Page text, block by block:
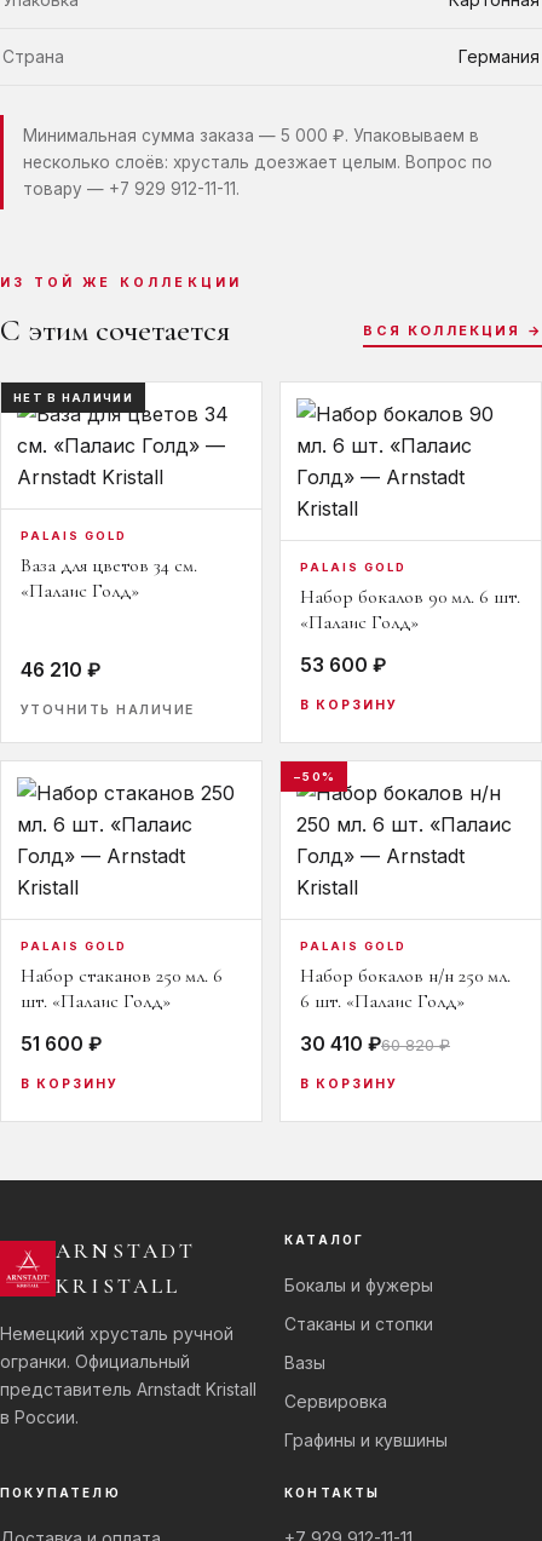
Страна Германия
Минимальная сумма заказа — 5 000 ₽. Упаковываем в
несколько слоёв: хрусталь доезжает целым. Вопрос по
товару — +7 929 912-11-11.
ИЗ ТОЙ ЖЕ КОЛЛЕКЦИИ
С этим сочетается ВСЯ КОЛЛЕКЦИЯ →
НЕТ В НАЛИЧИИ
PALAIS GOLD
Ваза для цветов 34 см.
«Палаис Голд»
46 210 ₽
УТОЧНИТЬ НАЛИЧИЕ
PALAIS GOLD
Набор бокалов 90 мл. 6 шт.
«Палаис Голд»
53 600 ₽
В КОРЗИНУ
PALAIS GOLD
Набор стаканов 250 мл. 6
шт. «Палаис Голд»
51 600 ₽
В КОРЗИНУ
−50%
PALAIS GOLD
Набор бокалов н/н 250 мл.
6 шт. «Палаис Голд»
30 410 ₽60 820 ₽
В КОРЗИНУ
ARNSTADT
KRISTALL
Немецкий хрусталь ручной
огранки. Официальный
представитель Arnstadt Kristall
в России.
КАТАЛОГ
Бокалы и фужеры
Стаканы и стопки
Вазы
Сервировка
Графины и кувшины
ПОКУПАТЕЛЮ КОНТАКТЫ